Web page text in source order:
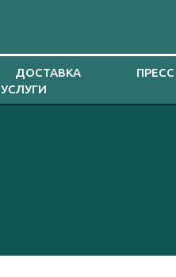
ДОСТАВКА
УСЛУГИ